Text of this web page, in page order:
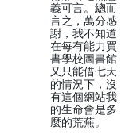
義可言。總而
言之，萬分感
謝，我不知道
在每有能力買
書學校圖書館
又只能借七天
的情況下，沒
有這個網站我
的生命會是多
麼的荒蕪。